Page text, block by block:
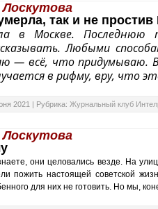
Лоскутова
так и не
в Москве.
Любыми
— всё, что придумываю.
в рифму, вру, что
2021 | Рубрика: Журнальный клуб
Лоскутова
они целовались везде. На
пожить настоящей советской
для них не готовить. Но мы,